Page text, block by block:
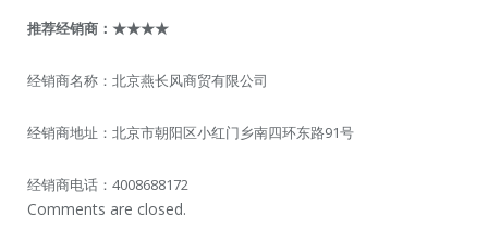
推荐经销商： ★★★★
经销商名称：北京燕长风商贸有限公司
经销商地址：北京市朝阳区小红门乡南四环东路91号
经销商电话：4008688172
Comments are closed.